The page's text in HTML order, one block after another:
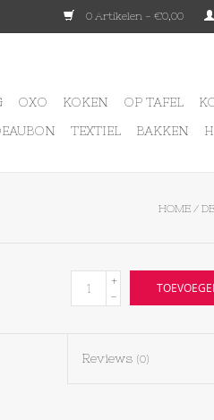
0 Artikelen - €0,00
OXO KOKEN OP TAFEL
TEXTIEL BAKKEN
HOME /
+
-
Reviews (0)